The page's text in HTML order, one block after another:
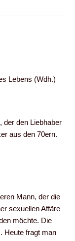
Lebens (Wdh.)
der den Liebhaber
aus den 70ern.
Mann, der die
sexuellen Affäre
möchte. Die
Heute fragt man